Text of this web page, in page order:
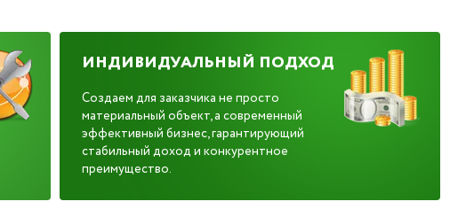
ИНДИВИДУАЛЬНЫЙ ПОДХОД
Создаем для заказчика не просто
материальный объект, а современный
эффективный бизнес, гарантирующий
стабильный доход и конкурентное
преимущество.